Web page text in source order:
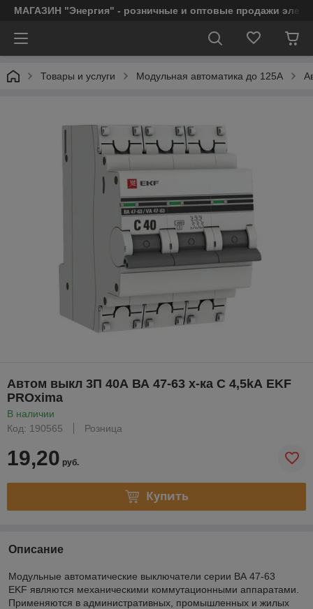
МАГАЗИН "Энергия" - розничные и оптовые продажи
Товары и услуги Модульная автоматика до 125А
Автом выкл 3П 40А ВА 47-63 х-ка С 4,5kА EKF
PROxima
В наличии
Код: 190565
Розница
19,20 руб.
Купить
Описание
Модульные автоматические выключатели серии ВА 47-63
EKF являются механическими коммутационными аппаратами.
Применяются в административных, промышленных и жилых